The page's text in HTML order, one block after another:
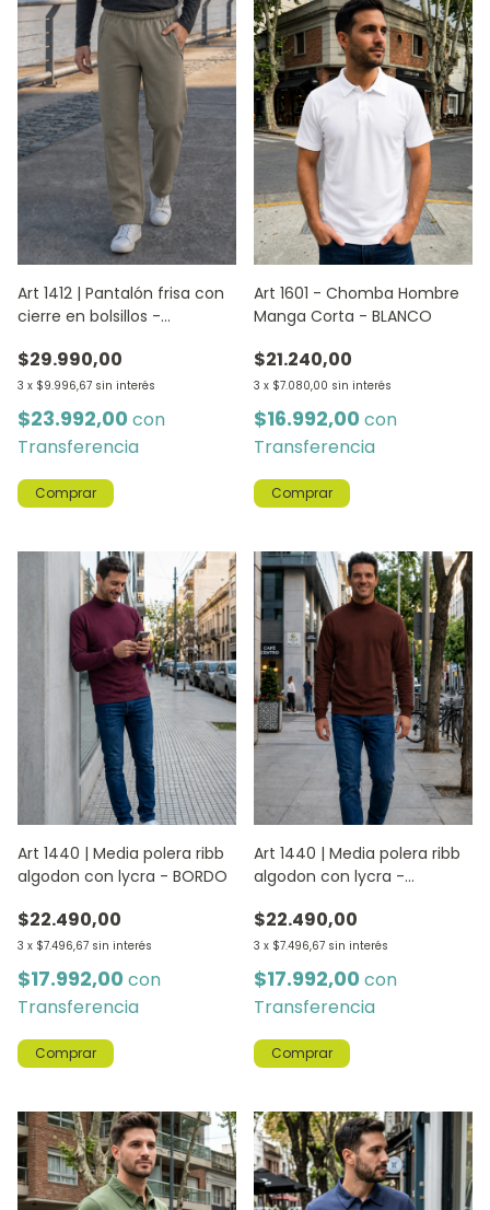
Art 1412 | Pantalón frisa con
cierre en bolsillos -
$29.990,00
3 x $9.996,67 sin interés
$23.992,00 con
Transferencia
Comprar
Art 1601 - Chomba Hombre
Manga Corta - BLANCO
$21.240,00
3 x $7.080,00 sin interés
$16.992,00 con
Transferencia
Comprar
Art 1440 | Media polera ribb
algodon con lycra - BORDO
$22.490,00
3 x $7.496,67 sin interés
$17.992,00 con
Transferencia
Comprar
Art 1440 | Media polera ribb
algodon con lycra -
$22.490,00
3 x $7.496,67 sin interés
$17.992,00 con
Transferencia
Comprar